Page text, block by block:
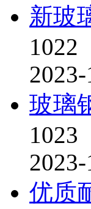
新玻
1022
玻璃
1023
优质